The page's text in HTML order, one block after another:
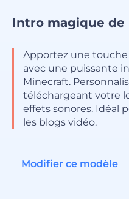
Intro magique de
Apportez une
avec une puissante
Minecraft.
téléchargeant votre
effets sonores. Idéal
les blogs vidéo.
Modifier ce modèle